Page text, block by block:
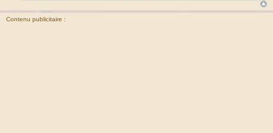
Contenu publicitaire :